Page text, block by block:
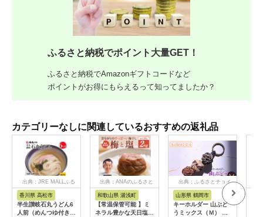
ふるさと納税でポイント大量GET！
ふるさと納税でAmazonギフトコードなど
ポイントがお得にもらえるって知ってましたか？
カテゴリーなしに関連しているおすすめの返礼品
出典：JRE MALLふる
さと納税
香川県 高松市
半生讃岐石丸うどん6
人前（めんつゆ付き）
出典：ANAのふるさと
和歌山県 湯浅町
【常温保管可能 】ミ
ネラル豊かな天日塩だ
出典：ふるさとチョイ
山形県 鶴岡市
キーホルダー 山ぶど
うミックス（Ｍ） 山